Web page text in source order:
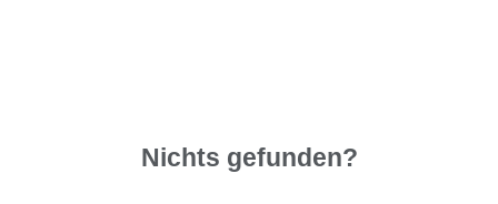
Nichts gefunden?